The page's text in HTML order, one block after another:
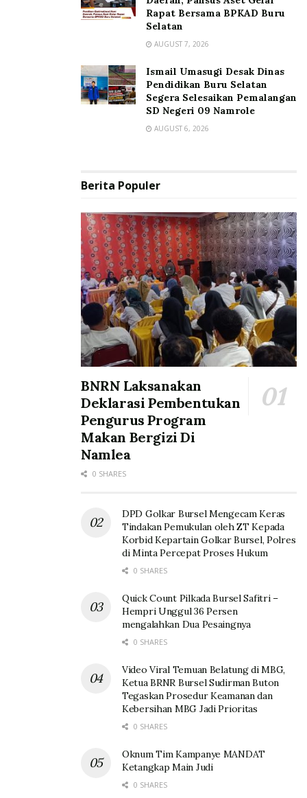
Rapat Bersama BPKAD Buru
Selatan
AUGUST 7, 2026
Ismail Umasugi Desak Dinas
Pendidikan Buru Selatan
Segera Selesaikan Pemalangan
SD Negeri 09 Namrole
AUGUST 6, 2026
Berita Populer
BNRN Laksanakan
Deklarasi Pembentukan
Pengurus Program
Makan Bergizi Di
Namlea
0 SHARES
DPD Golkar Bursel Mengecam Keras
Tindakan Pemukulan oleh ZT Kepada
Korbid Kepartain Golkar Bursel, Polres
di Minta Percepat Proses Hukum
0 SHARES
Quick Count Pilkada Bursel Safitri –
Hempri Unggul 36 Persen
mengalahkan Dua Pesaingnya
0 SHARES
Video Viral Temuan Belatung di MBG,
Ketua BRNR Bursel Sudirman Buton
Tegaskan Prosedur Keamanan dan
Kebersihan MBG Jadi Prioritas
0 SHARES
Oknum Tim Kampanye MANDAT
Ketangkap Main Judi
0 SHARES